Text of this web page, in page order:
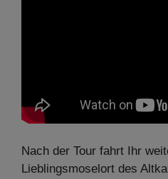
Nach der Tour fahrt Ihr
Lieblingsmoselort des